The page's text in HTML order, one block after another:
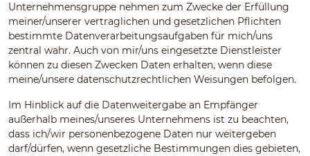
Unternehmensgruppe nehmen zum Zwecke der Erfüllung
meiner/unserer vertraglichen und gesetzlichen Pflichten
bestimmte Datenverarbeitungsaufgaben für mich/uns
zentral wahr. Auch von mir/uns eingesetzte Dienstleister
können zu diesen Zwecken Daten erhalten, wenn diese
meine/unsere datenschutzrechtlichen Weisungen befolgen.
Im Hinblick auf die Datenweitergabe an Empfänger
außerhalb meines/unseres Unternehmens ist zu beachten,
dass ich/wir personenbezogene Daten nur weitergeben
darf/dürfen, wenn gesetzliche Bestimmungen dies gebieten,